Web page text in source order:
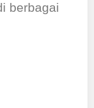
berbagai